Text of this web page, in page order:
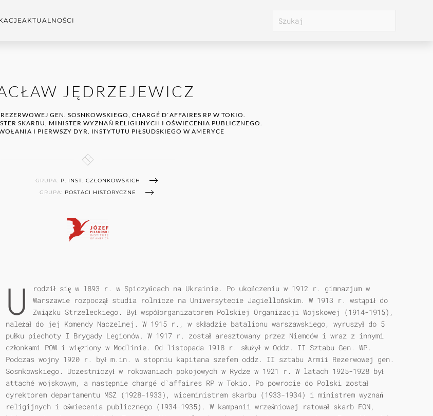
AKTUALNOŚCI
JĘDRZEJEWICZ
GEN. SOSNKOWSKIEGO, CHARGÉ D`AFFAIRES RP W TOKIO.
SKARBU, MINISTER WYZNAŃ RELIGIJNYCH I OŚWIECENIA PUBLICZNEGO.
I PIERWSZY DYR. INSTYTUTU PIŁSUDSKIEGO W AMERYCE
GRUPA: P. INST. CZŁONKOWSKICH
GRUPA: POSTACI HISTORYCZNE
U
rodził się w 1893 r. w Spiczyńcach na Ukrainie. Po ukończeniu w 1912 r. gimnazjum w
Warszawie rozpoczął studia rolnicze na Uniwersytecie Jagiellońskim. W 1913 r. wstąpił do
Związku Strzeleckiego. Był współorganizatorem Polskiej Organizacji Wojskowej (1914-1915),
należał do jej Komendy Naczelnej. W 1915 r., w składzie batalionu warszawskiego, wyruszył do 5
pułku piechoty I Brygady Legionów. W 1917 r. został aresztowany przez Niemców i wraz z innymi
członkami POW i więziony w Modlinie. Od listopada 1918 r. służył w Oddz. II Sztabu Gen. WP.
Podczas wojny 1920 r. był m.in. w stopniu kapitana szefem oddz. II sztabu Armii Rezerwowej gen.
Sosnkowskiego. Uczestniczył w rokowaniach pokojowych w Rydze w 1921 r. W latach 1925-1928 był
attaché wojskowym, a następnie chargé d`affaires RP w Tokio. Po powrocie do Polski został
dyrektorem departamentu MSZ (1928-1933), wiceministrem skarbu (1933-1934) i ministrem wyznań
religijnych i oświecenia publicznego (1934-1935). W kampanii wrześniowej ratował skarb FON,